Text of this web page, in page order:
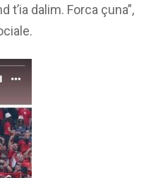
t’ia dalim. Forca çuna”,